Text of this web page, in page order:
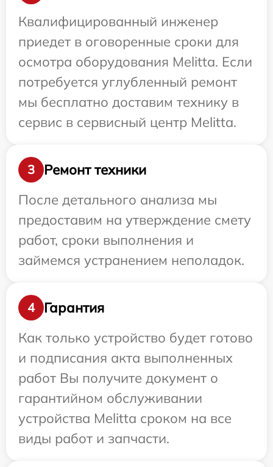
Квалифицированный инженер
приедет в оговоренные сроки для
осмотра оборудования Melitta. Если
потребуется углубленный ремонт
мы бесплатно доставим технику в
сервис в сервисный центр Melitta.
3
Ремонт техники
После детального анализа мы
предоставим на утверждение смету
работ, сроки выполнения и
займемся устранением неполадок.
4
Гарантия
Как только устройство будет готово
и подписания акта выполненных
работ Вы получите документ о
гарантийном обслуживании
устройства Melitta сроком на все
виды работ и запчасти.